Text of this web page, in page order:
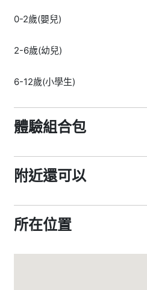
0-2歲(嬰兒)
2-6歲(幼兒)
6-12歲(小學生)
體驗組合包
附近還可以
所在位置